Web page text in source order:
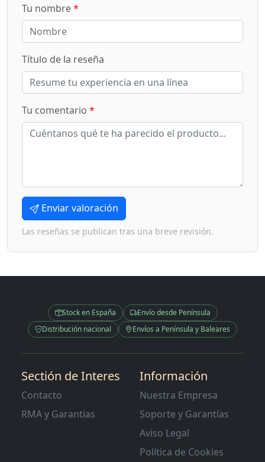
Tu nombre*
Título de la reseña
Tu comentario *
Enviar valoración
Las reseñas se publican tras una breve revisión.
Stock en España
Envío desde Península
Distribución nacional
Envíos a Península y Baleares
Sectión de Interes
Contacto
RMA y Garantias
Información
Nuestra Empresa
Soporte y Garantías
Aviso Legal
Política de Cookies